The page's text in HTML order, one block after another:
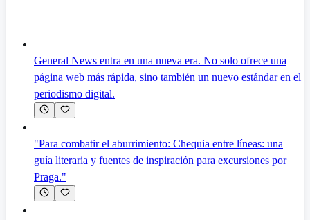
General News entra en una nueva era. No solo ofrece una
página web más rápida, sino también un nuevo estándar en el
periodismo digital.
"Para combatir el aburrimiento: Chequia entre líneas: una
guía literaria y fuentes de inspiración para excursiones por
Praga."